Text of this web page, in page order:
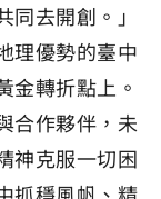
去開創。」
理優勢的臺中
金轉折點上。
合作夥伴，未
神克服一切困